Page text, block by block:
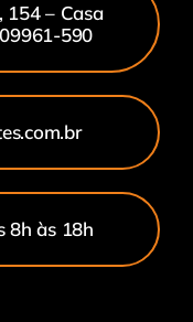
154 – Casa
590
8h às 18h